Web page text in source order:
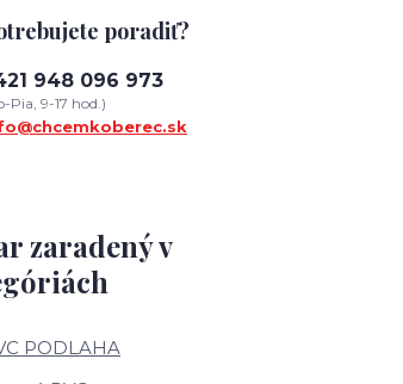
zaradený v
PODLAHA
poradiť?
948 096 973
Pia, 9-17 hod.)